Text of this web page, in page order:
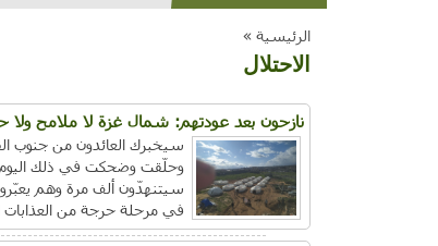
الرئيسية »
الاحتلال
نازحون بعد عودتهم: شمال غزة لا ملامح ولا
سيخبرك العائدون من جنوب
وحلّقت وضحكت في ذلك اليوم،
سيتنهدّون ألف مرة وهم
في مرحلة حرجة من العذابات